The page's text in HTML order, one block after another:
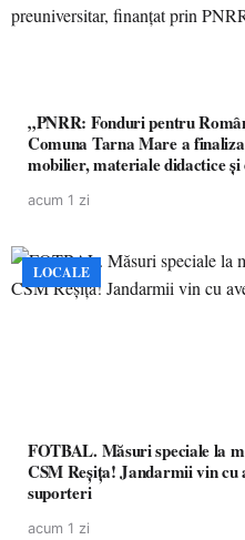
„PNRR: Fonduri pentru
Comuna Tarna Mare a
mobilier, materiale didactice
acum 1 zi
LOCALE
FOTBAL. Măsuri speciale la
CSM Reșița! Jandarmii vin cu
suporteri
acum 1 zi